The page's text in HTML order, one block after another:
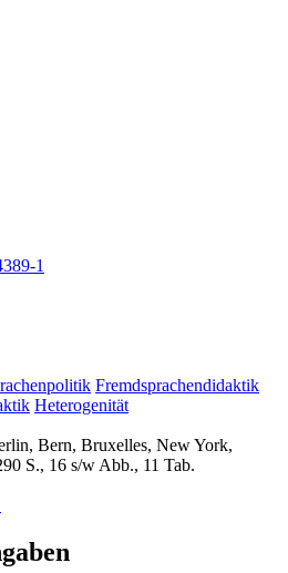
1
Fremdsprachendidaktik
Heterogenität
Bern, Bruxelles, New York,
S., 16 s/w Abb., 11 Tab.